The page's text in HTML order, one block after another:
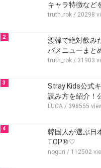
キャラ特徴など
truth_rok / 20298
2
渡韓で絶対飲み
バメニューまと
truth_rok / 31903
3
Stray Kids公式
読み方を紹介！
LUCA / 398555
4
韓国人が選ぶ日
TOP⑩♡
noguri / 112502